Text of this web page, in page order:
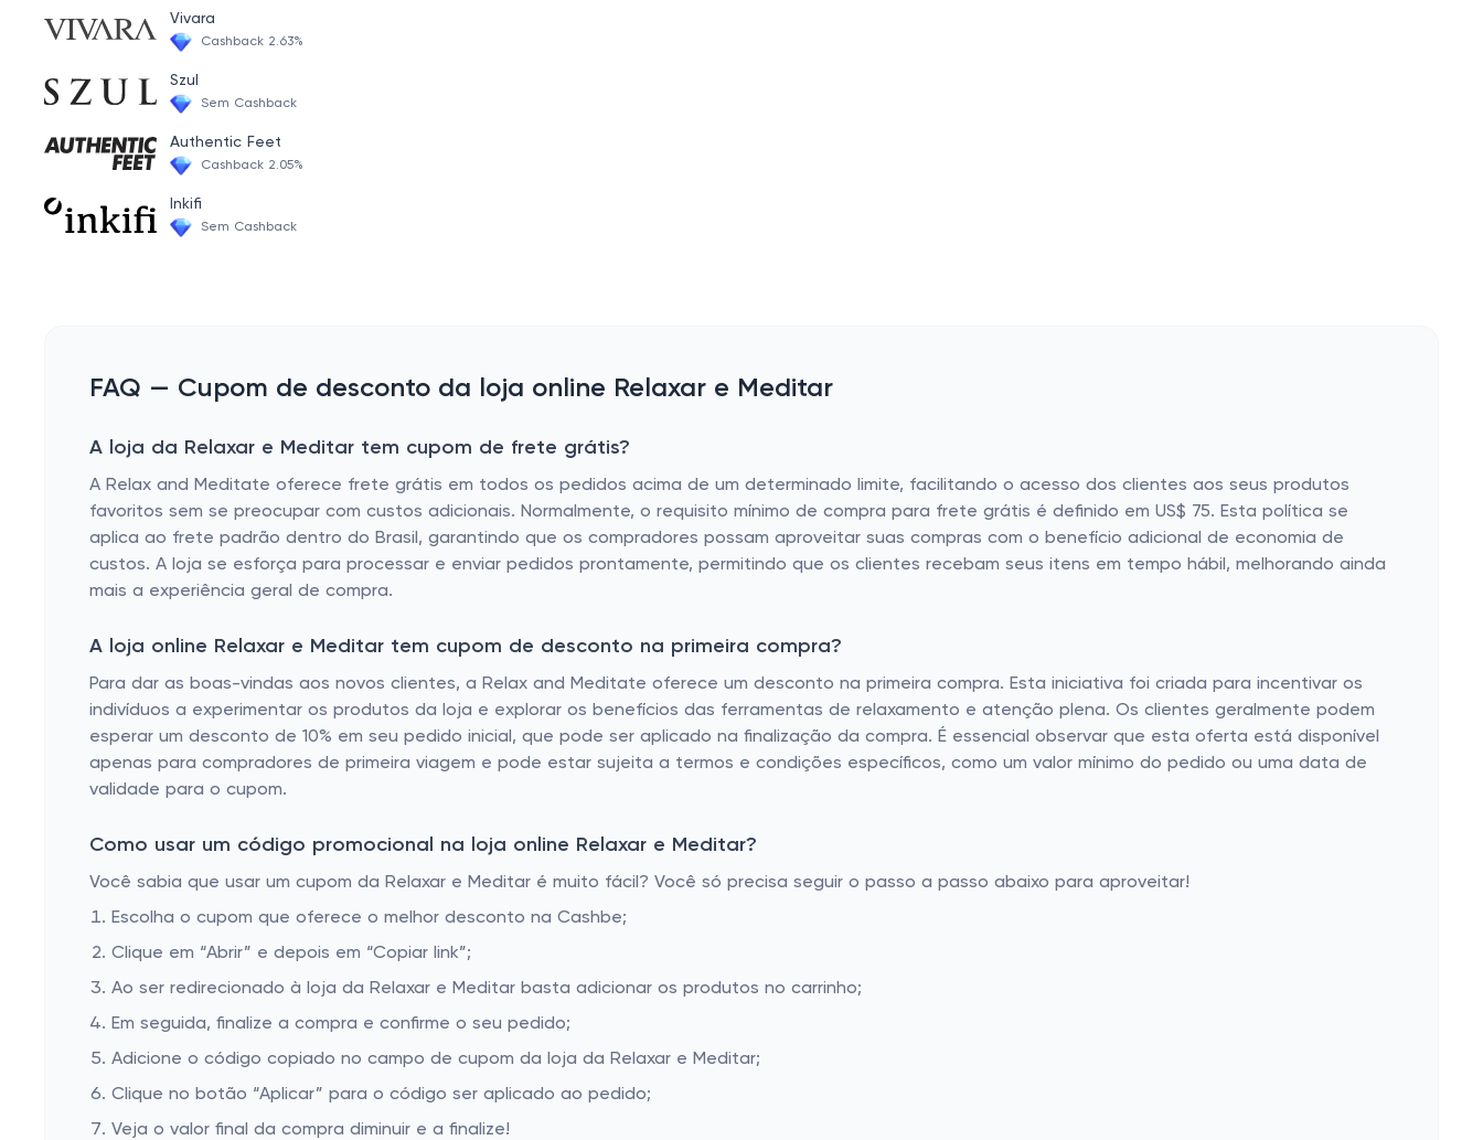
Incensários
Livros, Cartas e Tarô
Bastões, Bombitas e Ervas
Vivara
Cashback 2.63%
Szul
Sem Cashback
Authentic Feet
Cashback 2.05%
Inkifi
Sem Cashback
FAQ — Cupom de desconto da loja online Relaxar e Meditar
A loja da Relaxar e Meditar tem cupom de frete grátis?
A Relax and Meditate oferece frete grátis em todos os pedidos acima de um determinado limite, facilitando o acesso dos clientes aos seus produtos
favoritos sem se preocupar com custos adicionais. Normalmente, o requisito mínimo de compra para frete grátis é definido em US$ 75. Esta política se
aplica ao frete padrão dentro do Brasil, garantindo que os compradores possam aproveitar suas compras com o benefício adicional de economia de
custos. A loja se esforça para processar e enviar pedidos prontamente, permitindo que os clientes recebam seus itens em tempo hábil, melhorando ainda
mais a experiência geral de compra.
A loja online Relaxar e Meditar tem cupom de desconto na primeira compra?
Para dar as boas-vindas aos novos clientes, a Relax and Meditate oferece um desconto na primeira compra. Esta iniciativa foi criada para incentivar os
indivíduos a experimentar os produtos da loja e explorar os benefícios das ferramentas de relaxamento e atenção plena. Os clientes geralmente podem
esperar um desconto de 10% em seu pedido inicial, que pode ser aplicado na finalização da compra. É essencial observar que esta oferta está disponível
apenas para compradores de primeira viagem e pode estar sujeita a termos e condições específicos, como um valor mínimo do pedido ou uma data de
validade para o cupom.
Como usar um código promocional na loja online Relaxar e Meditar?
Você sabia que usar um cupom da Relaxar e Meditar é muito fácil? Você só precisa seguir o passo a passo abaixo para aproveitar!
Escolha o cupom que oferece o melhor desconto na Cashbe;
Clique em “Abrir” e depois em “Copiar link”;
Ao ser redirecionado à loja da Relaxar e Meditar basta adicionar os produtos no carrinho;
Em seguida, finalize a compra e confirme o seu pedido;
Adicione o código copiado no campo de cupom da loja da Relaxar e Meditar;
Clique no botão “Aplicar” para o código ser aplicado ao pedido;
Veja o valor final da compra diminuir e a finalize!